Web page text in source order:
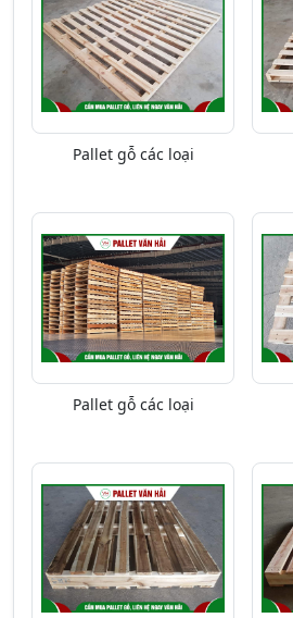
Pallet gỗ các loại
Pallet gỗ các loại